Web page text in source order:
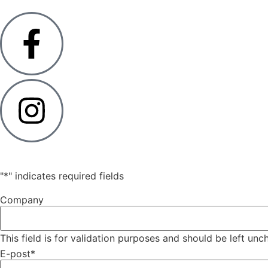
"*" indicates required fields
Company
This field is for validation purposes and should be left
E-post*